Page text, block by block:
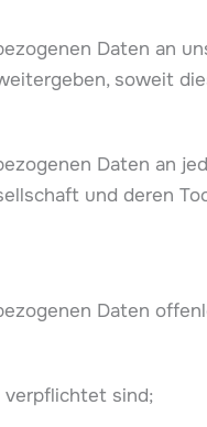
Daten an
soweit
Daten an
und deren
Daten
sind;